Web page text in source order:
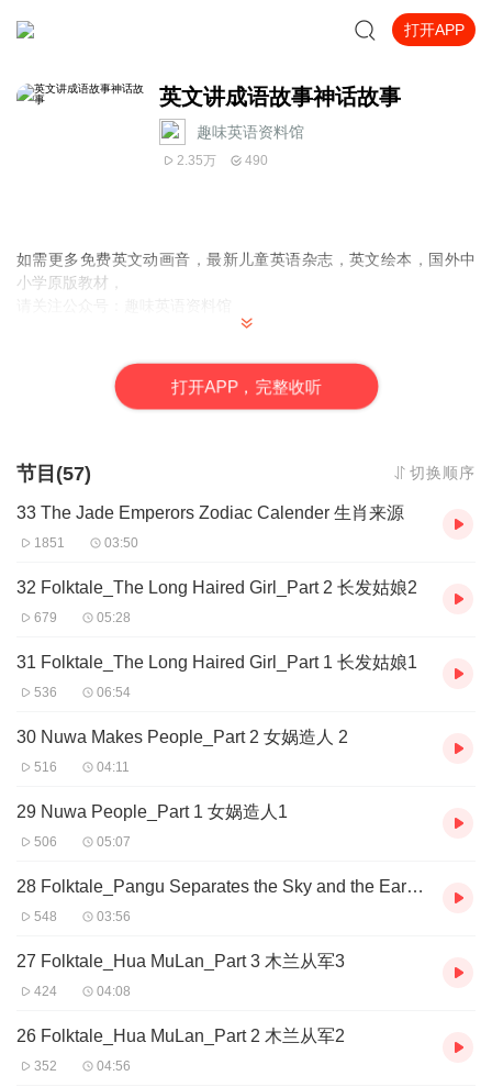
打开APP
英文讲成语故事神话故事
趣味英语资料馆
2.35万 490
如需更多免费英文动画音，最新儿童英语杂志，英文绘本，国外中
小学原版教材，
打开APP，完整收听
节目(57) 切换顺序
33 The Jade Emperors Zodiac Calender 生肖来源
1851 03:50
32 Folktale_The Long Haired Girl_Part 2 长发姑娘2
679 05:28
31 Folktale_The Long Haired Girl_Part 1 长发姑娘1
536 06:54
30 Nuwa Makes People_Part 2 女娲造人 2
516 04:11
29 Nuwa People_Part 1 女娲造人1
506 05:07
28 Folktale_Pangu Separates the Sky and the Earth 盘古开天
548 03:56
27 Folktale_Hua MuLan_Part 3 木兰从军3
424 04:08
26 Folktale_Hua MuLan_Part 2 木兰从军2
352 04:56